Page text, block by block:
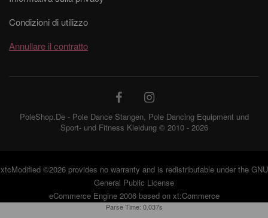
Condizioni di utilizzo
Annullare il contratto
PoleShop.De - Pole Dance Stangen, Pole Dancing Equipment und
Sport- und Fitness Kleidung © 2010 - 2026
xtcModified©2026 provides no warranty and is redistributable under the GNU
General Public License
eCommerce Engine 2006 based on xt:Commerce
Parse Time: 0.037s